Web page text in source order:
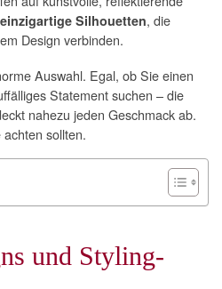
einzigartige Silhouetten, die
Design verbinden.
Auswahl. Egal, ob Sie einen
Statement suchen – die
nahezu jeden Geschmack ab.
sollten.
und Styling-